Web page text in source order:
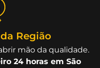
Região
mão da qualidade.
24 horas em São